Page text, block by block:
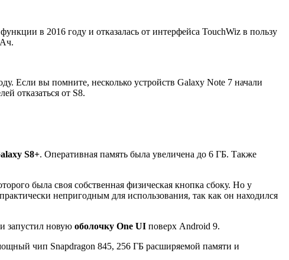
в 2016 году и отказалась от интерфейса TouchWiz в пользу
Если вы помните, несколько устройств Galaxy Note 7 начали
отказаться от S8.
S8+. Оперативная память была увеличена до 6 ГБ. Также
была своя собственная физическая кнопка сбоку. Но у
непригодным для использования, так как он находился
и запустил новую оболочку One UI поверх Android 9.
чип Snapdragon 845, 256 ГБ расширяемой памяти и